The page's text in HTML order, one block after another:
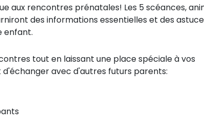
aux rencontres prénatales! Les 5 scéances,
des informations essentielles et des
enfant.
tout en laissant une place spéciale à vos
avec d'autres futurs parents: